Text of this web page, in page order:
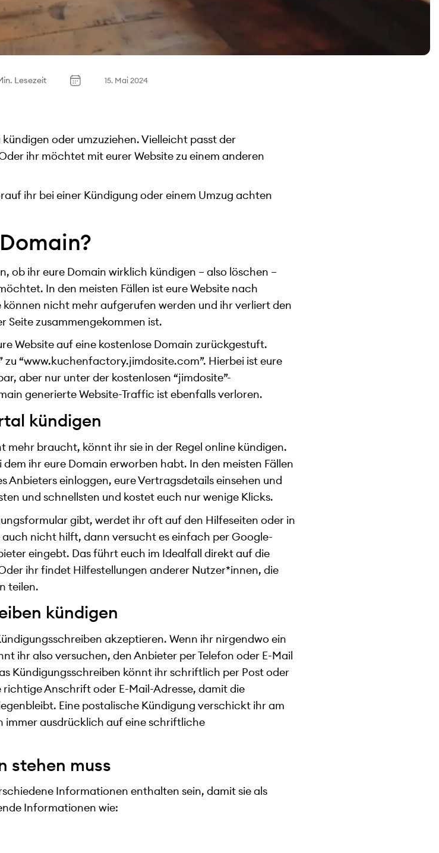
Lesezeit 15. Mai 2024
oder umzuziehen. Vielleicht passt der
ihr möchtet mit eurer Website zu einem anderen
ihr bei einer Kündigung oder einem Umzug achten
ob ihr eure Domain wirklich kündigen – also löschen –
In den meisten Fällen ist eure Website nach
nicht mehr aufgerufen werden und ihr verliert den
Seite zusammengekommen ist.
Website auf eine kostenlose Domain zurückgestuft.
“www.kuchenfactory.jimdosite.com”. Hierbei ist eure
aber nur unter der kostenlosen “jimdosite”-
generierte Website-Traffic ist ebenfalls verloren.
kündigen
mehr braucht, könnt ihr sie in der Regel online kündigen.
ihr eure Domain erworben habt. In den meisten Fällen
Anbieters einloggen, eure Vertragsdetails einsehen und
und schnellsten und kostet euch nur wenige Klicks.
gibt, werdet ihr oft auf den Hilfeseiten oder in
nicht hilft, dann versucht es einfach per Google-
eingebt. Das führt euch im Idealfall direkt auf die
ihr findet Hilfestellungen anderer Nutzer*innen, die
teilen.
kündigen
akzeptieren. Wenn ihr nirgendwo ein
ihr also versuchen, den Anbieter per Telefon oder E-Mail
Kündigungsschreiben könnt ihr schriftlich per Post oder
Anschrift oder E-Mail-Adresse, damit die
Eine postalische Kündigung verschickt ihr am
immer ausdrücklich auf eine schriftliche
stehen muss
Informationen enthalten sein, damit sie als
Informationen wie: